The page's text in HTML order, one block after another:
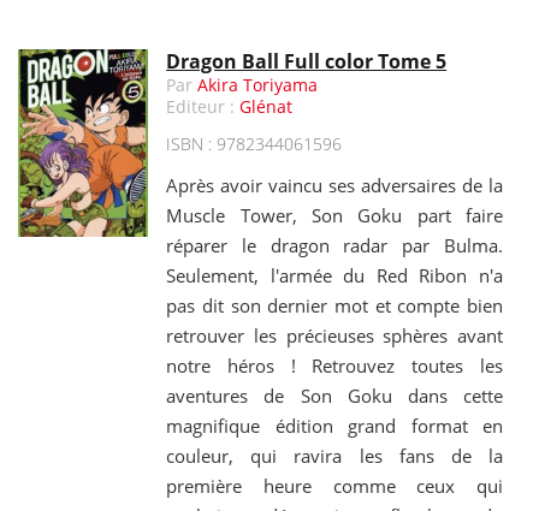
Dragon Ball Full color Tome 5
ParAkira Toriyama
Editeur :Glénat
ISBN : 9782344061596
Après avoir vaincu ses adversaires de la
Muscle Tower, Son Goku part faire
réparer le dragon radar par Bulma.
Seulement, l'armée du Red Ribon n'a
pas dit son dernier mot et compte bien
retrouver les précieuses sphères avant
notre héros ! Retrouvez toutes les
aventures de Son Goku dans cette
magnifique édition grand format en
couleur, qui ravira les fans de la
première heure comme ceux qui